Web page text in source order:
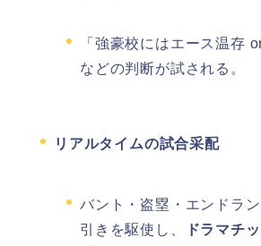
「強豪校にはエース温存
などの判断が試される。
リアルタイムの試合采配
バント・盗塁・エンドラ
引きを駆使し、
ドラマチ